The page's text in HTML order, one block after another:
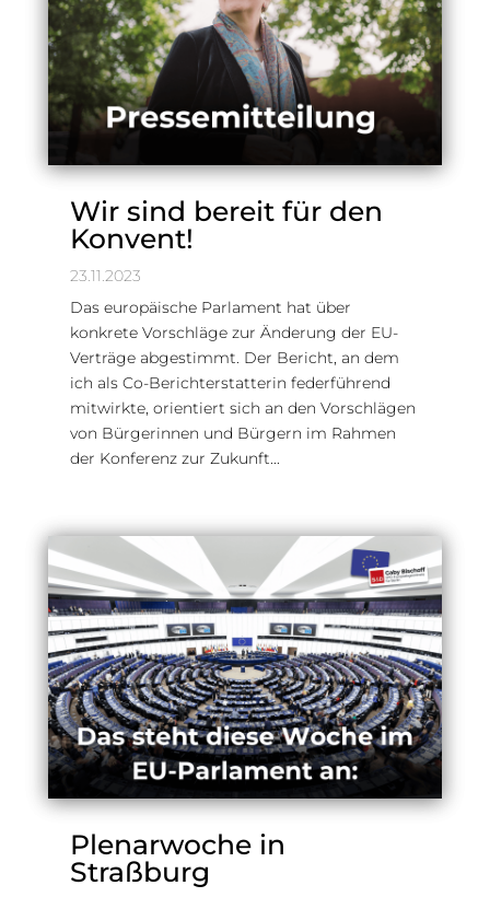
Wir sind bereit für den
Konvent!
23.11.2023
Das europäische Parlament hat über
konkrete Vorschläge zur Änderung der EU-
Verträge abgestimmt. Der Bericht, an dem
ich als Co-Berichterstatterin federführend
mitwirkte, orientiert sich an den Vorschlägen
von Bürgerinnen und Bürgern im Rahmen
der Konferenz zur Zukunft...
Plenarwoche in
Straßburg